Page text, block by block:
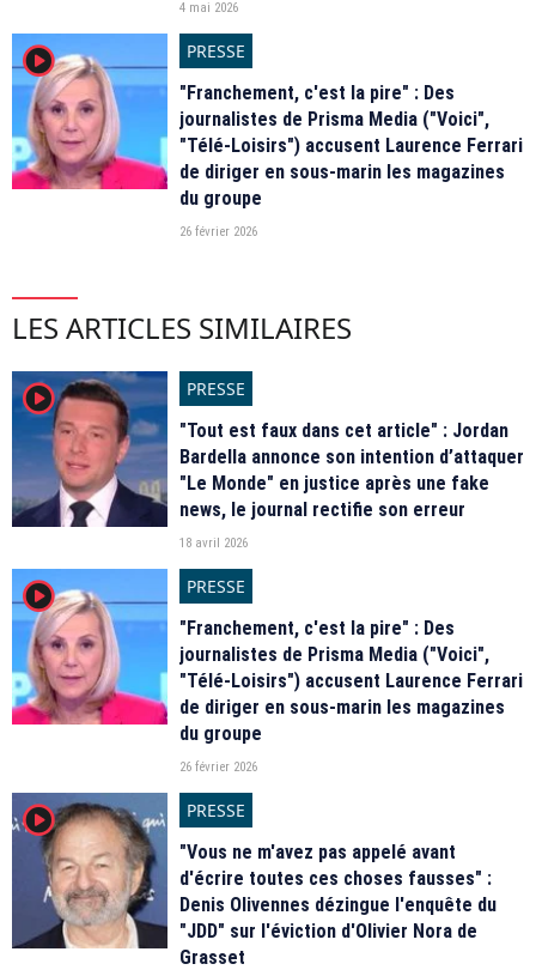
4 mai 2026
player2
PRESSE
"Franchement, c'est la pire" : Des
journalistes de Prisma Media ("Voici",
"Télé-Loisirs") accusent Laurence Ferrari
de diriger en sous-marin les magazines
du groupe
26 février 2026
LES ARTICLES SIMILAIRES
player2
PRESSE
"Tout est faux dans cet article" : Jordan
Bardella annonce son intention d’attaquer
"Le Monde" en justice après une fake
news, le journal rectifie son erreur
18 avril 2026
player2
PRESSE
"Franchement, c'est la pire" : Des
journalistes de Prisma Media ("Voici",
"Télé-Loisirs") accusent Laurence Ferrari
de diriger en sous-marin les magazines
du groupe
26 février 2026
player2
PRESSE
"Vous ne m'avez pas appelé avant
d'écrire toutes ces choses fausses" :
Denis Olivennes dézingue l'enquête du
"JDD" sur l'éviction d'Olivier Nora de
Grasset